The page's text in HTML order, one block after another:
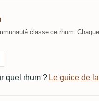
classe ce rhum.
quel rhum ? Le guide de